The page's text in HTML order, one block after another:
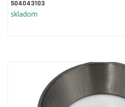
504043103
skladom